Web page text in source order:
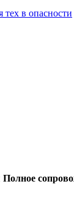
в опасности
Полное